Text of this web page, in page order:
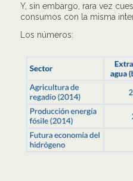
Y, sin embargo, rara vez
consumos con la misma
Los números: